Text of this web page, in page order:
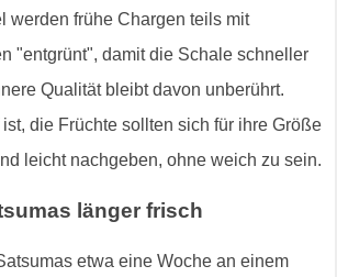
werden frühe Chargen teils mit
"entgrünt", damit die Schale schneller
Qualität bleibt davon unberührt.
die Früchte sollten sich für ihre Größe
leicht nachgeben, ohne weich zu sein.
länger frisch
etwa eine Woche an einem